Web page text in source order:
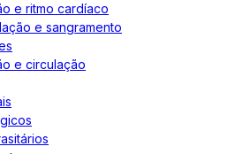
e ritmo cardíaco
e sangramento
e circulação